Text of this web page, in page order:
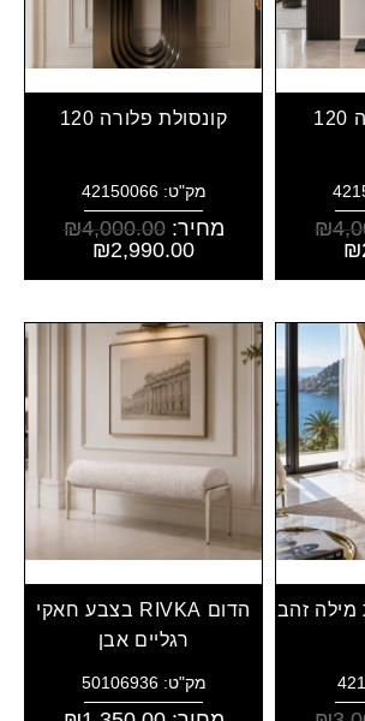
₪
₪
קונסולת פלורה 120
מק"ט: 42150066
מחיר: ₪4,000.00
₪2,990.00
מילה זהב
הדום RIVKA בצבע חאקי
רגליים אבן
מק"ט: 50106936